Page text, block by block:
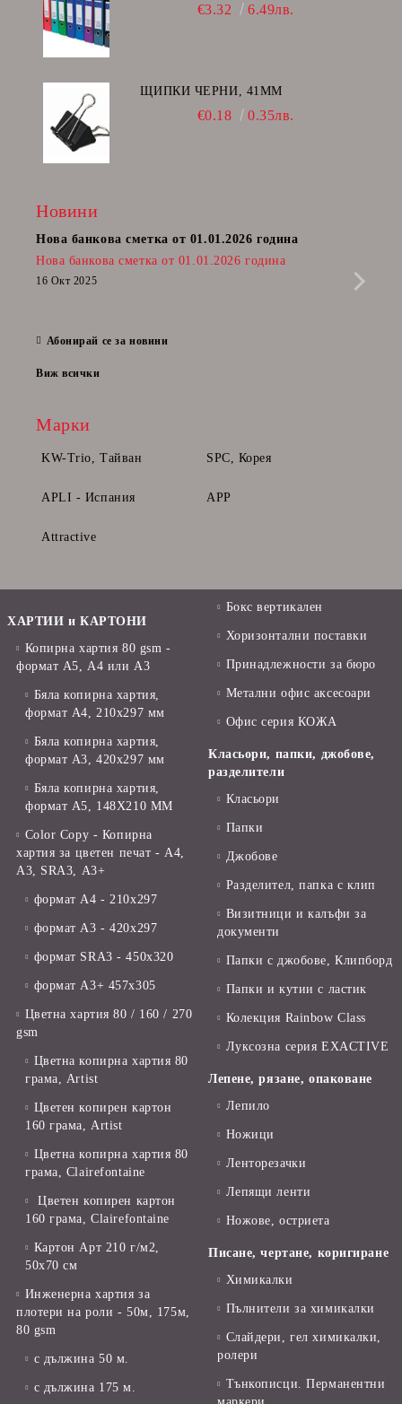
€3.32 6.49лв.
ЩИПКИ ЧЕРНИ, 41ММ
€0.18 0.35лв.
Новини
Нова банкова сметка от 01.01.2026 година
Нова банкова сметка от 01.01.2026 година
16 Окт 2025
Абонирай се за новини
Виж всички
Марки
KW-Trio, Тайван SPC, Корея
APLI - Испания APP
Attractive
ХАРТИИ и КАРТОНИ
Копирна хартия 80 gsm -
формат А5, А4 или А3
Бяла копирна хартия,
формат А4, 210x297 мм
Бяла копирна хартия,
формат А3, 420x297 мм
Бяла копирна хартия,
формат А5, 148X210 ММ
Color Copy - Копирна
хартия за цветен печат - А4,
А3, SRA3, А3+
формат А4 - 210x297
формат А3 - 420x297
формат SRA3 - 450x320
формат А3+ 457x305
Цветна хартия 80 / 160 / 270
gsm
Цветна копирна хартия 80
грама, Artist
Цветен копирен картон
160 грама, Artist
Цветна копирна хартия 80
грама, Clairefontaine
Цветен копирен картон
160 грама, Clairefontaine
Картон Арт 210 г/м2,
50х70 см
Инженерна хартия за
плотери на роли - 50м, 175м,
80 gsm
с дължина 50 м.
с дължина 175 м.
Бокс вертикален
Хоризонтални поставки
Принадлежности за бюро
Метални офис аксесоари
Офис серия КОЖА
Класьори, папки, джобове,
разделители
Класьори
Папки
Джобове
Разделител, папка с клип
Визитници и калъфи за
документи
Папки с джобове, Клипборд
Папки и кутии с ластик
Колекция Rainbow Class
Луксозна серия EXACTIVE
Лепене, рязане, опаковане
Лепило
Ножици
Ленторезачки
Лепящи ленти
Ножове, остриета
Писане, чертане, коригиране
Химикалки
Пълнители за химикалки
Слайдери, гел химикалки,
ролери
Тънкописци. Перманентни